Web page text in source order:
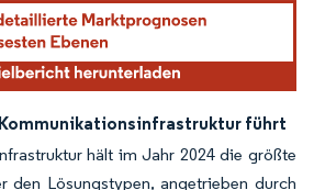
führt
hält im Jahr 2024 die größte
den Lösungstypen, angetrieben durch